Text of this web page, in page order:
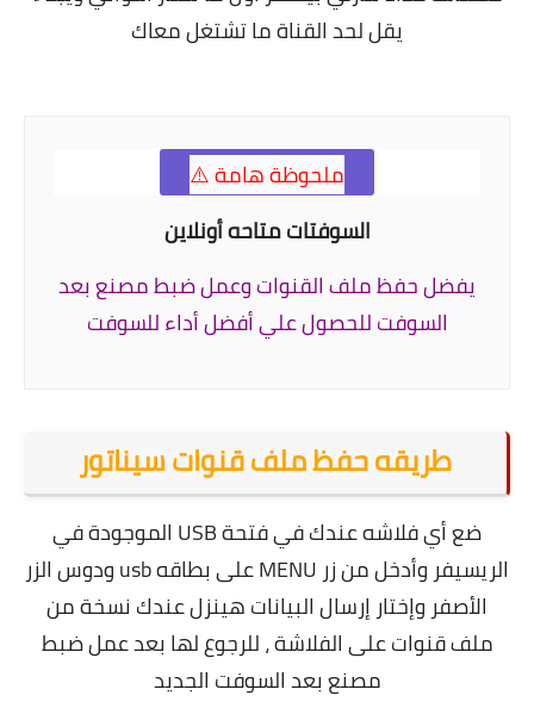
يقل لحد القناة ما تشتغل معاك
ملحوظة هامة ⚠️
السوفتات متاحه أونلاين
يفضل حفظ ملف القنوات وعمل ضبط مصنع بعد
السوفت للحصول علي أفضل أداء للسوفت
طريقه حفظ ملف قنوات سيناتور
ضع أي فلاشه عندك في فتحة USB الموجودة في
الريسيفر وأدخل من زر MENU على بطاقه usb ودوس الزر
الأصفر وإختار إرسال البيانات هينزل عندك نسخة من
ملف قنوات على الفلاشة ، للرجوع لها بعد عمل ضبط
مصنع بعد السوفت الجديد